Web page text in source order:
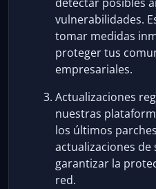
vulnerabilidades.
tomar medidas
proteger tus
empresariales.
Actualizaciones
nuestras
los últimos
actualizaciones de
garantizar la
red.